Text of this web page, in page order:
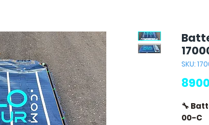
SKU:
🔧
00-C